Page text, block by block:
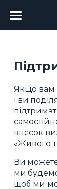
Головне
меню
Якщо вам
і ви
внесок
«Живого
Ви
ми
щоб ми